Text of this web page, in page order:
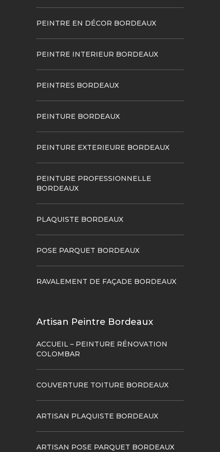
PEINTRE EN DÉCOR BORDEAUX
PEINTRE INTERIEUR BORDEAUX
PEINTRES BORDEAUX
PEINTURE BORDEAUX
PEINTURE EXTERIEURE BORDEAUX
PEINTURE PROFESSIONNELLE
BORDEAUX
PLAQUISTE BORDEAUX
POSE PARQUET BORDEAUX
RAVALEMENT DE FAÇADE BORDEAUX
Artisan Peintre Bordeaux
ACCUEIL – PEINTURE RÉNOVATION
COLOMBAR
COUVERTURE TOITURE BORDEAUX
ARTISAN PLAQUISTE BORDEAUX
ARTISAN POSE PARQUET BORDEAUX